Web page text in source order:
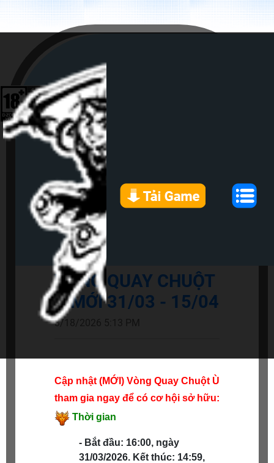
VÒNG QUAY CHUỘT
Ù MỚI 31/03 - 15/04
3/18/2026 5:13 PM
Cập nhật (MỚI) Vòng Quay Chuột Ù
tham gia ngay để có cơ hội sở hữu:
Thời gian
- Bắt đầu: 16:00, ngày
31/03/2026. Kết thúc: 14:59,